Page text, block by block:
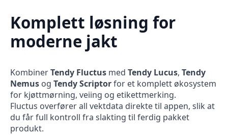
Komplett løsning for
moderne jakt
KombinerTendy Fluctus med Tendy Lucus, Tendy
Nemus og Tendy Scriptorfor et komplett økosystem
for kjøttmørning, veiing og etikettmerking.
Fluctus overfører all vektdata direkte til appen, slik at
du får full kontroll fra slakting til ferdig pakket
produkt.